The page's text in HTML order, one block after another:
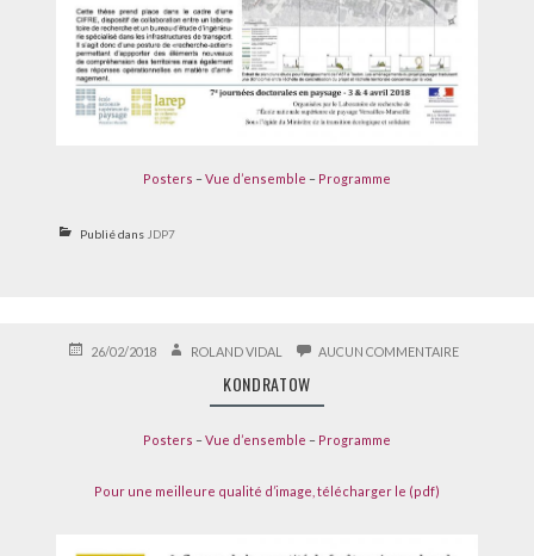
Posters – Vue d’ensemble – Programme
Publié dans JDP7
PUBLIÉ26/02/2018 AUTEURROLAND VIDAL AUCUN COMMENTAIRESUR
KONDRATOW
Posters – Vue d’ensemble – Programme
Pour une meilleure qualité d’image, télécharger le (pdf)